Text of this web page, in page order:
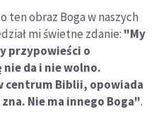
ten obraz Boga w naszych
mi świetne zdanie: "My
przypowieści o
nie da i nie wolno.
centrum Biblii, opowiada
Nie ma innego Boga".